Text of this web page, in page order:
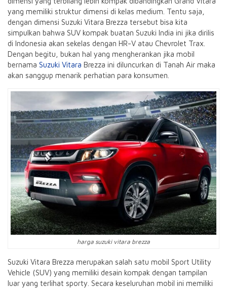
yang memiliki struktur dimensi di kelas medium. Tentu saja,
dengan dimensi Suzuki Vitara Brezza tersebut bisa kita
simpulkan bahwa SUV kompak buatan Suzuki India ini jika dirilis
di Indonesia akan sekelas dengan HR-V atau Chevrolet Trax.
Dengan begitu, bukan hal yang mengherankan jika mobil
bernama Suzuki Vitara Brezza ini diluncurkan di Tanah Air maka
akan sanggup menarik perhatian para konsumen.
harga suzuki vitara brezza
Suzuki Vitara Brezza merupakan salah satu mobil Sport Utility
Vehicle (SUV) yang memiliki desain kompak dengan tampilan
luar yang terlihat sporty. Secara keseluruhan mobil ini memiliki